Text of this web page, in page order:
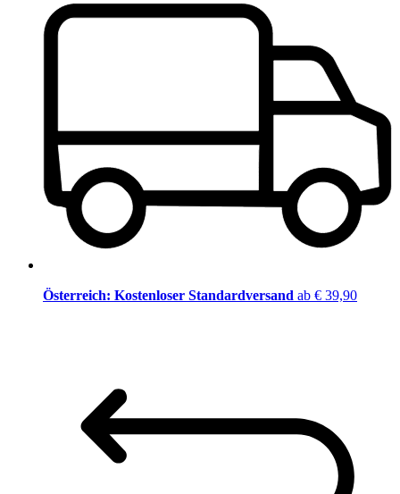
Österreich: Kostenloser Standardversand ab € 39,90